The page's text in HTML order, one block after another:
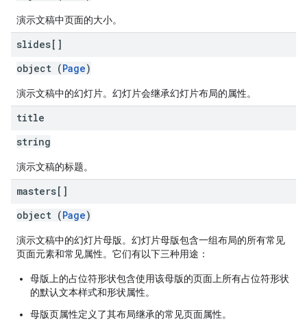
演示文稿中页面的大小。
slides[]
object (Page)
演示文稿中的幻灯片。幻灯片会继承幻灯片布局的属性。
title
string
演示文稿的标题。
masters[]
object (Page)
演示文稿中的幻灯片母版。幻灯片母版包含一组布局的所有常见
页面元素和常见属性。它们有以下三种用途：
母版上的占位符形状包含使用该母版的页面上所有占位符形状
的默认文本样式和形状属性。
母版页属性定义了其布局继承的常见页面属性。